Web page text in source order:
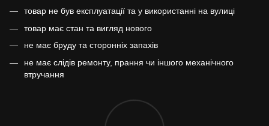
товар не був експлуатації та у використанні на вулиці
товар має стан та вигляд нового
не має бруду та сторонніх запахів
не має слідів ремонту, прання чи іншого механічного
втручання